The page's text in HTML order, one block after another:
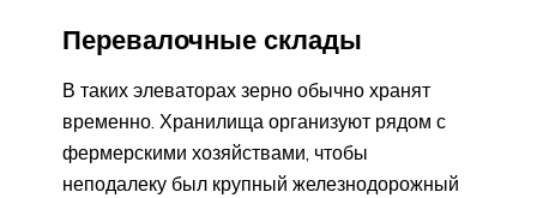
Перевалочные склады
В таких элеваторах зерно обычно хранят
временно. Хранилища организуют рядом с
фермерскими хозяйствами, чтобы
неподалеку был крупный железнодорожный